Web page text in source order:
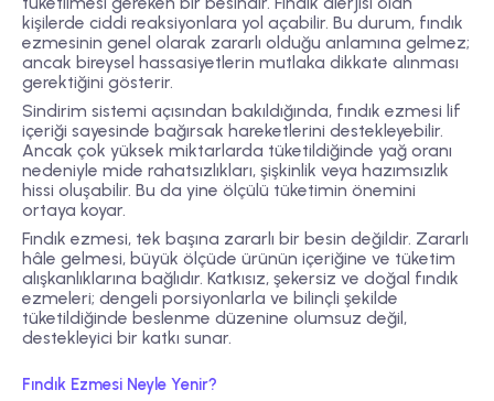
kişilerde ciddi reaksiyonlara yol açabilir. Bu durum, fındık
ezmesinin genel olarak zararlı olduğu anlamına gelmez;
ancak bireysel hassasiyetlerin mutlaka dikkate alınması
gerektiğini gösterir.
Sindirim sistemi açısından bakıldığında, fındık ezmesi lif
içeriği sayesinde bağırsak hareketlerini destekleyebilir.
Ancak çok yüksek miktarlarda tüketildiğinde yağ oranı
nedeniyle mide rahatsızlıkları, şişkinlik veya hazımsızlık
hissi oluşabilir. Bu da yine ölçülü tüketimin önemini
ortaya koyar.
Fındık ezmesi, tek başına zararlı bir besin değildir. Zararlı
hâle gelmesi, büyük ölçüde ürünün içeriğine ve tüketim
alışkanlıklarına bağlıdır. Katkısız, şekersiz ve doğal fındık
ezmeleri; dengeli porsiyonlarla ve bilinçli şekilde
tüketildiğinde beslenme düzenine olumsuz değil,
destekleyici bir katkı sunar.
Fındık Ezmesi Neyle Yenir?